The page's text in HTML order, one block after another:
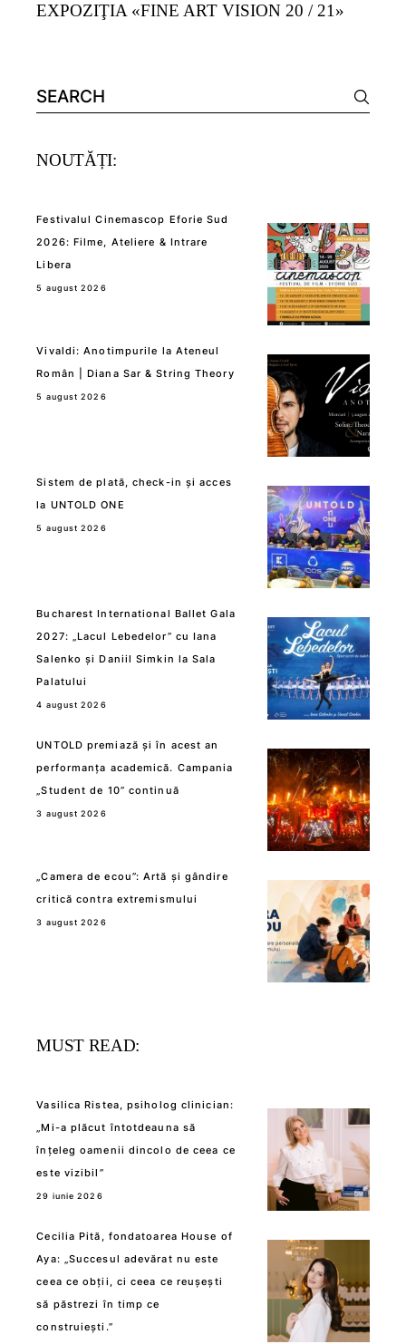
EXPOZIŢIA «FINE ART VISION 20 / 21»
Search
for:
NOUTĂȚI:
Festivalul Cinemascop Eforie Sud
2026: Filme, Ateliere & Intrare
Libera
5 august 2026
Vivaldi: Anotimpurile la Ateneul
Român | Diana Sar & String Theory
5 august 2026
Sistem de plată, check-in și acces
la UNTOLD ONE
5 august 2026
Bucharest International Ballet Gala
2027: „Lacul Lebedelor” cu Iana
Salenko și Daniil Simkin la Sala
Palatului
4 august 2026
UNTOLD premiază și în acest an
performanța academică. Campania
„Student de 10” continuă
3 august 2026
„Camera de ecou”: Artă și gândire
critică contra extremismului
3 august 2026
MUST READ:
Vasilica Ristea, psiholog clinician:
„Mi-a plăcut întotdeauna să
înțeleg oamenii dincolo de ceea ce
este vizibil”
29 iunie 2026
Cecilia Pită, fondatoarea House of
Aya: „Succesul adevărat nu este
ceea ce obții, ci ceea ce reușești
să păstrezi în timp ce
construiești.”